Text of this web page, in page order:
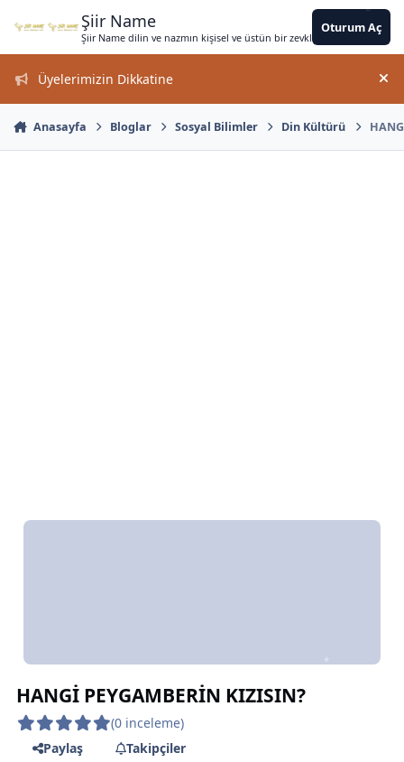
Şiir Name
Şiir Name dilin ve nazmın kişisel ve üstün bir zevkle bir arada
Oturum Aç
Üyelerimizin Dikkatine
Anasayfa Bloglar Sosyal Bilimler Din Kültürü
HANGİ PEYGAMBERİN KIZISIN?
(0 inceleme)
Paylaş
Takipçiler
*
*